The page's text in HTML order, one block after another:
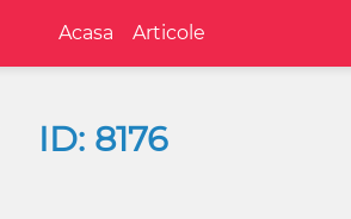
Acasa Articole
ID: 8176